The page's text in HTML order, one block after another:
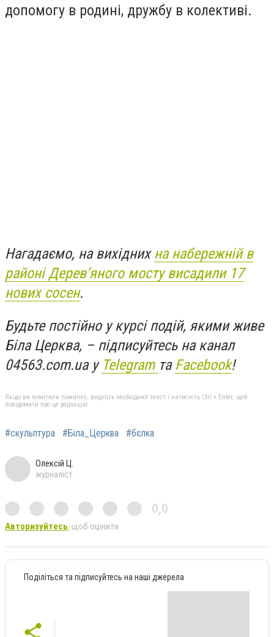
допомогу в родині, дружбу в колективі.
Нагадаємо, на вихіднихна набережній в
районі Дерев’яного мосту висадили 17
нових сосен.
Будьте постійно у курсі подій, якими живе
Біла Церква, – підписуйтесь на канал
04563.com.ua у Telegram та Facebook!
Якщо ви помітили помилку, виділіть необхідний текст і натисніть Ctrl + Enter, щоб
повідомити про це редакцію
#скульптура #Біла_Церква #бєлка
Олексій Ц.
журналіст
0,0
Авторизуйтесь, щоб оцінити
Поділіться та підписуйтесь на наші джерела